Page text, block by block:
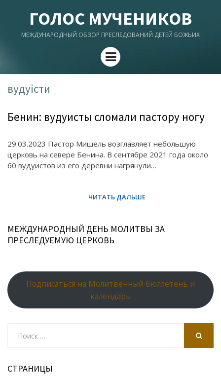
ГОЛОС МУЧЕНИКОВ
МЕЖДУНАРОДНЫЙ ОБЗОР ПРЕСЛЕДОВАНИЙ ДЕТЕЙ БОЖЬИХ
Menu
вудуісти
Бенин: вудуисты сломали пастору ногу
29.03.2023 Пастор Мишель возглавляет небольшую
церковь на севере Бенина. В сентябре 2021 года около
60 вудуистов из его деревни нагрянули…
МЕЖДУНАРОДНЫЙ ДЕНЬ МОЛИТВЫ ЗА
ПРЕСЛЕДУЕМУЮ ЦЕРКОВЬ
Подписаться на Молитвенный бюллетень и
календарь
СТРАНИЦЫ